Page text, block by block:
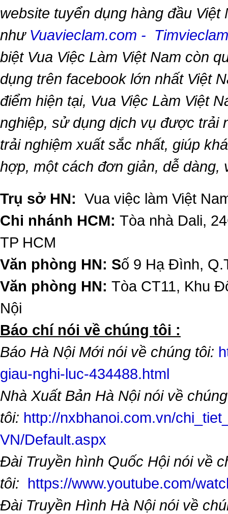
website tuyển dụng hàng đầu Việt
như Vuavieclam.com -
biệt Vua Việc Làm Việt Nam còn
dụng trên facebook lớn nhất Việt
điểm hiện tại, Vua Việc Làm Việt
nghiệp, sử dụng dịch vụ được trải
trải nghiệm xuất sắc nhất, giúp
hợp, một cách đơn giản, dễ dàng,
Trụ sở HN: Vua việc làm Việt
Chi nhánh HCM: Tòa nhà Dali,
TP HCM
Văn phòng HN: Số 9 Hạ Đình,
Văn phòng HN: Tòa CT11, Khu
Nội
​Báo chí nói về chúng tôi :
Báo Hà Nội Mới nói về chúng tôi:
giau-nghi-luc-434488.html
Nhà Xuất Bản Hà Nội nói về chúng
tôi: http://nxbhanoi.com.vn/
VN/Default.aspx
Đài Truyền hình Quốc Hội nói về
tôi: https://www.youtube.com/
Đài Truyền Hình Hà Nội nói về